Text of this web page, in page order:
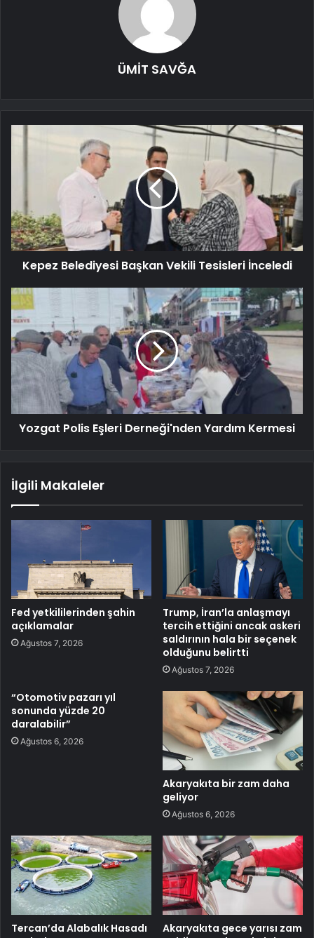
ÜMİT SAVĞA
Kepez Belediyesi Başkan Vekili Tesisleri İnceledi
Yozgat Polis Eşleri Derneği'nden Yardım Kermesi
İlgili Makaleler
Fed yetkililerinden şahin
açıklamalar
Ağustos 7, 2026
Trump, İran’la anlaşmayı
tercih ettiğini ancak askeri
saldırının hala bir seçenek
olduğunu belirtti
Ağustos 7, 2026
“Otomotiv pazarı yıl
sonunda yüzde 20
daralabilir”
Ağustos 6, 2026
Akaryakıta bir zam daha
geliyor
Ağustos 6, 2026
Tercan’da Alabalık Hasadı
Akaryakıta gece yarısı zam